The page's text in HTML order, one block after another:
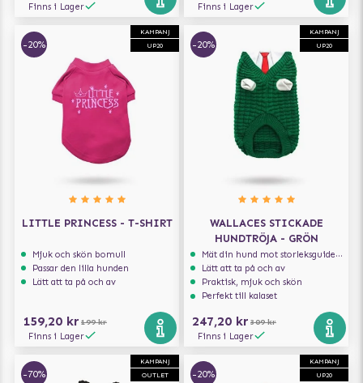
Finns i Lager Finns i Lager
KAMPANJ
UP20
-20%
LITTLE PRINCESS - T-SHIRT
Mjuk och skön bomull
Passar den lilla hunden
Lätt att ta på och av
159,20 kr 199 kr
Finns i Lager
KAMPANJ
UP20
-20%
WALLACES STICKADE
HUNDTRÖJA - GRÖN
Mät din hund mot storleksguiden för att få rätt storlek
Lätt att ta på och av
Praktisk, mjuk och skön
Perfekt till kalaset
247,20 kr 309 kr
Finns i Lager
KAMPANJ
OUTLET
-70%
KAMPANJ
UP20
-20%